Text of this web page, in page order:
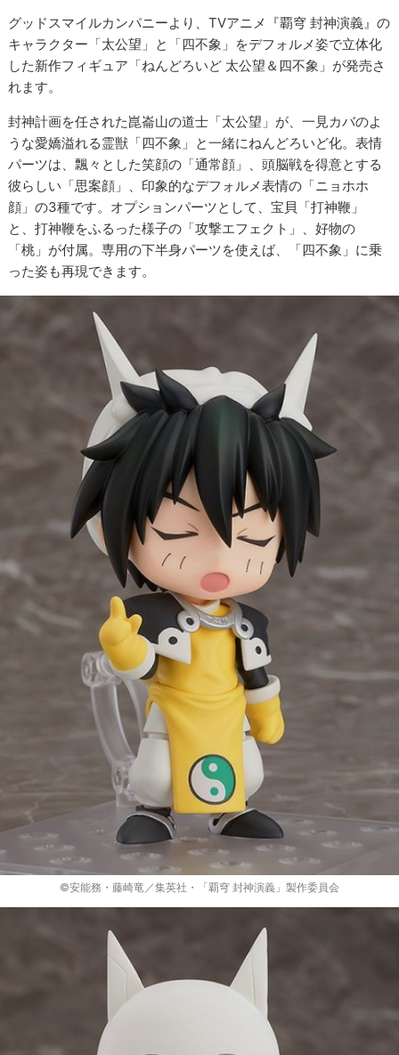
グッドスマイルカンパニーより、TVアニメ『覇穹 封神演義』の
キャラクター「太公望」と「四不象」をデフォルメ姿で立体化
した新作フィギュア「ねんどろいど 太公望＆四不象」が発売さ
れます。
封神計画を任された崑崙山の道士「太公望」が、一見カバのよ
うな愛嬌溢れる霊獣「四不象」と一緒にねんどろいど化。表情
パーツは、飄々とした笑顔の「通常顔」、頭脳戦を得意とする
彼らしい「思案顔」、印象的なデフォルメ表情の「ニョホホ
顔」の3種です。オプションパーツとして、宝貝「打神鞭」
と、打神鞭をふるった様子の「攻撃エフェクト」、好物の
「桃」が付属。専用の下半身パーツを使えば、「四不象」に乗
った姿も再現できます。
©安能務・藤崎竜／集英社・「覇穹 封神演義」製作委員会